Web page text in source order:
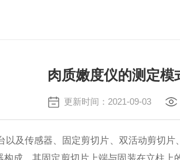
肉质嫩度仪的测定模
更新时间：2021-09-03
以及传感器、固定剪切片、双活动剪切
成，其固定剪切片上端与固装在立柱